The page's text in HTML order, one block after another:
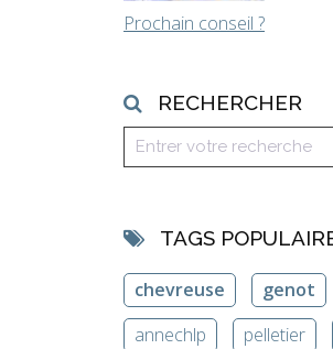
Prochain conseil ?
RECHERCHER
TAGS
chevreuse genot
annechlp
pelletier